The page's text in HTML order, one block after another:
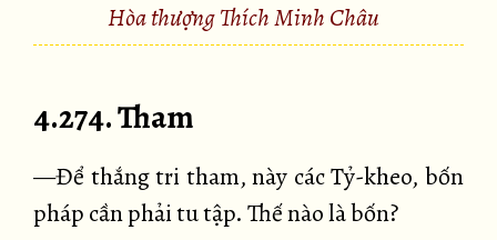
Hòa thượng Thích Minh Châu
4.274. Tham
—Để thắng tri tham, này các Tỷ-kheo, bốn
pháp cần phải tu tập. Thế nào là bốn?